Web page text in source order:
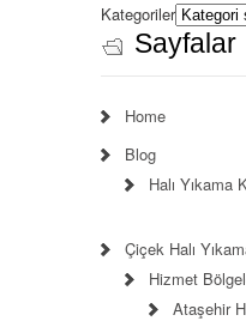
Kategoriler
Sayfalar
Home
Blog
Halı Yıkama
Çiçek Halı
Hizmet
Ataşehir